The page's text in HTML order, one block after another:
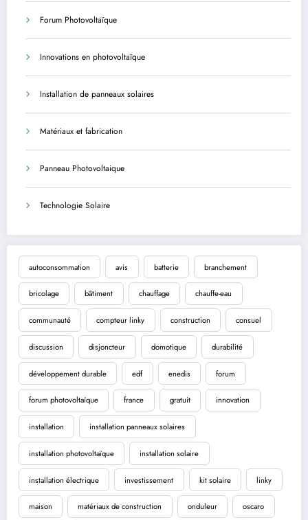
Forum Photovoltaïque
Innovations en photovoltaïque
Installation de panneaux solaires
Matériaux et fabrication
Panneau Photovoltaique
Technologie Solaire
autoconsommation avis batterie branchement
bricolage bâtiment chauffage chauffe-eau
communauté compteur linky construction consuel
discussion disjoncteur domotique durabilité
développement durable edf enedis forum
forum photovoltaïque france gratuit innovation
installation installation panneaux solaires
installation photovoltaïque installation solaire
installation électrique investissement kit solaire linky
maison matériaux de construction onduleur oscaro